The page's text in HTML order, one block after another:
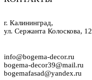
г. Калининград,
ул. Сержанта Колоскова, 12
info@bogema-decor.ru
bogema-decor39@mail.ru
bogemafasad@yandex.ru